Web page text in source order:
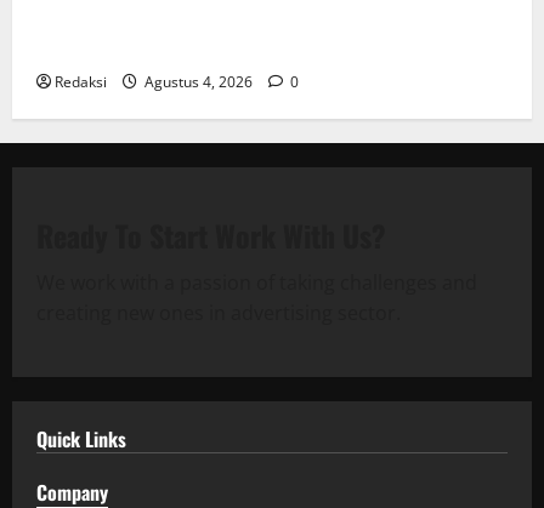
Redaksi Agustus 4, 2026 0
Quick Links
Company